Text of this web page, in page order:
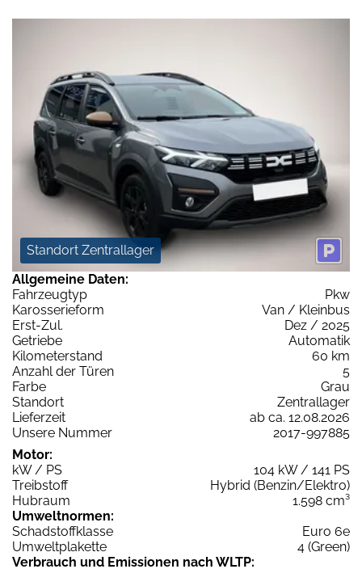
Standort Zentrallager
Allgemeine Daten:
Fahrzeugtyp
Pkw
Karosserieform
Van / Kleinbus
Erst-Zul.
Dez / 2025
Getriebe
Automatik
Kilometerstand
60 km
Anzahl der Türen
5
Farbe
Grau
Standort
Zentrallager
Lieferzeit
ab ca. 12.08.2026
Unsere Nummer
2017-997885
Motor:
kW / PS
104 kW / 141 PS
Treibstoff
Hybrid (Benzin/Elektro)
Hubraum
1.598 cm³
Umweltnormen:
Schadstoffklasse
Euro 6e
Umweltplakette
4 (Green)
Verbrauch und Emissionen nach WLTP: